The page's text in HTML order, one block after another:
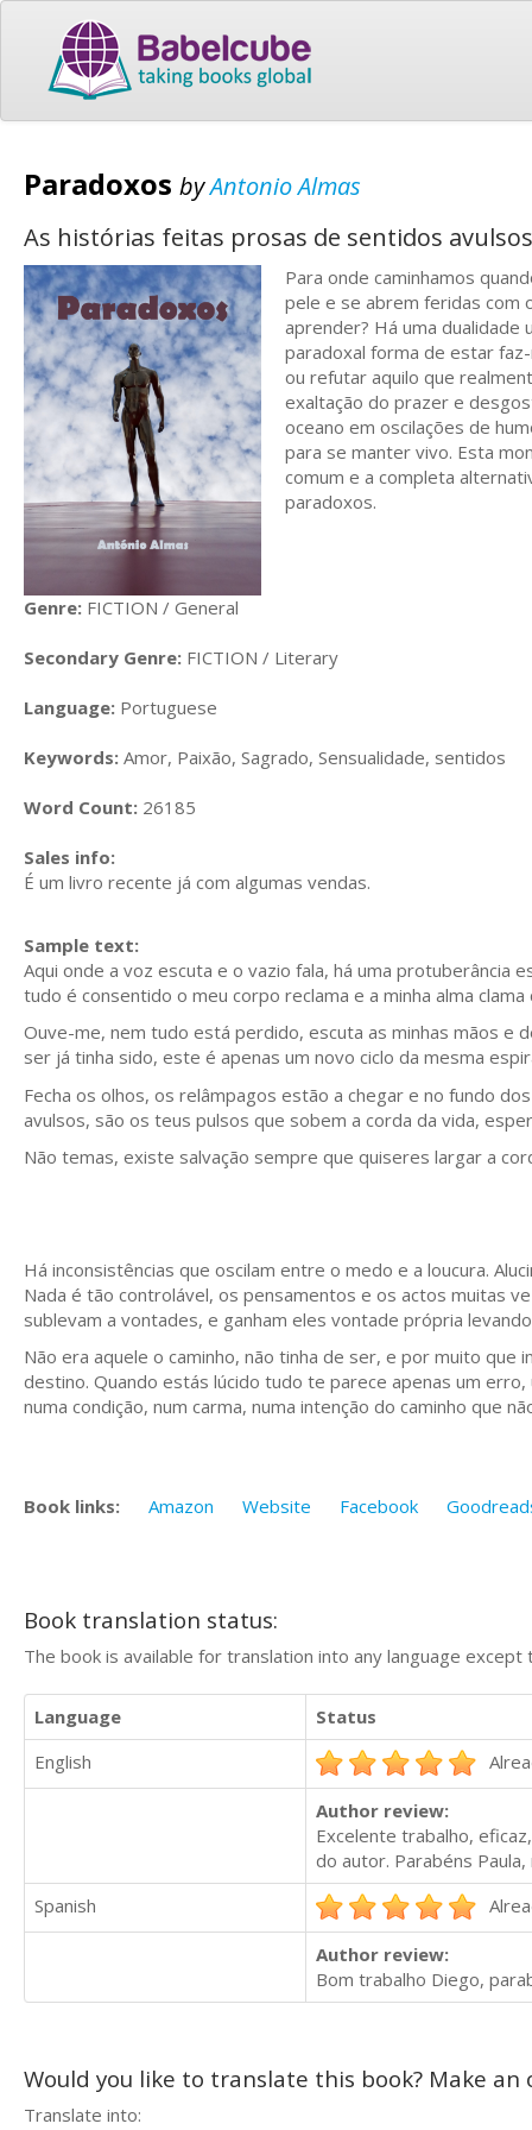
Paradoxos byAntonio Almas
As histórias feitas prosas de sentidos
Para onde caminhamos
pele e se abrem feridas com
aprender? Há uma dualidade
paradoxal forma de estar
ou refutar aquilo que
exaltação do prazer e
oceano em oscilações de
para se manter vivo. Esta
comum e a completa
paradoxos.
Genre: FICTION / General
Secondary Genre: FICTION / Literary
Language: Portuguese
Keywords: Amor, Paixão, Sagrado, Sensualidade, sentidos
Word Count: 26185
Sales info:
É um livro recente já com algumas vendas.
Sample text:
Aqui onde a voz escuta e o vazio fala, há uma protuberância
tudo é consentido o meu corpo reclama e a minha alma
Ouve-me, nem tudo está perdido, escuta as minhas mãos e
ser já tinha sido, este é apenas um novo ciclo da mesma
Fecha os olhos, os relâmpagos estão a chegar e no fundo
avulsos, são os teus pulsos que sobem a corda da vida,
Não temas, existe salvação sempre que quiseres largar a
Há inconsistências que oscilam entre o medo e a loucura.
Nada é tão controlável, os pensamentos e os actos muitas
sublevam a vontades, e ganham eles vontade própria
Não era aquele o caminho, não tinha de ser, e por muito
destino. Quando estás lúcido tudo te parece apenas um
numa condição, num carma, numa intenção do caminho que
Book links: Amazon Website Facebook
Book translation status:
The book is available for translation into any language
Language
Status
English
Author review:
Excelente trabalho,
do autor. Parabéns
Spanish
Author review:
Bom trabalho Diego,
Would you like to translate this book? Make
Translate into: